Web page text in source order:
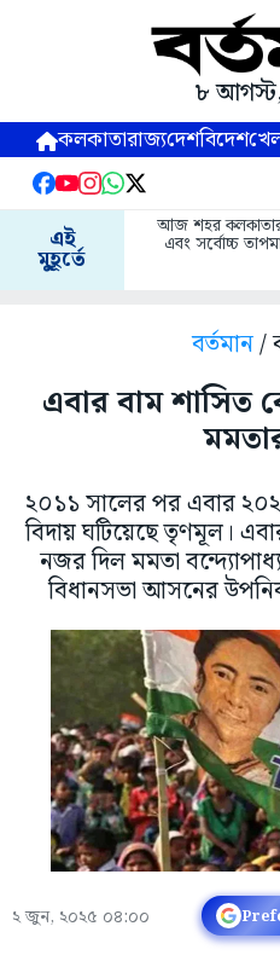
৮
কলকাতারাজ্যদেশবিদেশ
এই
মুহূর্তে
আজ শহর কলকাতার
এবং সর্বোচ্চ
বর্তমান/
এবার বাম শাসিত
২০১১ সালের পর এবার
বিদায় ঘটিয়েছে তৃণমূল।
নজর দিল মমতা
বিধানসভা আসনের
২ জুন, ২০২৫ ০৪:০০